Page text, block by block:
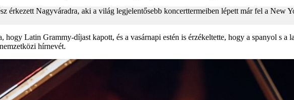
érkezett Nagyváradra, aki a világ legjelentősebb koncerttermeiben lépett már fel a New
Latin Grammy-díjast kapott, és a vasárnapi estén is érzékeltette, hogy a spanyol s
hírnevét.